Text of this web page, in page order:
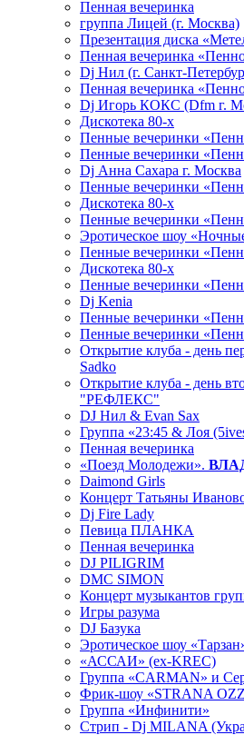
Пенная вечеринка
группа Лицей (г. Москва)
Презентация диска
Пенная вечеринка
Dj Нил (г. Санкт-
Пенная вечеринка
Dj Игорь КОКС (Dfm г.
Дискотека 80-х
Пенные вечеринки
Пенные вечеринки
Dj Анна Сахара г. Москва
Пенные вечеринки
Дискотека 80-х
Пенные вечеринки
Эротическое шоу
Пенные вечеринки
Дискотека 80-х
Пенные вечеринки
Dj Kenia
Пенные вечеринки
Пенные вечеринки
Открытие клуба - день
Sadko
Открытие клуба - день
"РЕФЛЕКС"
DJ Нил & Evan Sax
Группа «23:45 & Лоя
Пенная вечеринка
«Поезд Молодежи».
Daimond Girls
Концерт Татьяны
Dj Fire Lady
Певица ПЛАНКА
Пенная вечеринка
DJ PILIGRIM
DMC SIMON
Концерт музыкантов
Игры разума
DJ Базука
Эротическое шоу
«АССАИ» (ex-KREC)
Группа «CARMAN» и
Фрик-шоу «STRANA
Группа «Инфинити»
Стрип - Dj MILANA